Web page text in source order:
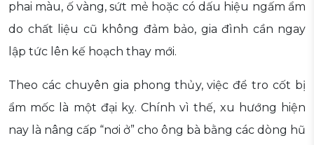
phai màu, ố vàng, sứt mẻ hoặc có dấu hiệu ngấm ẩm
do chất liệu cũ không đảm bảo, gia đình cần ngay
lập tức lên kế hoạch thay mới.
Theo các chuyên gia phong thủy, việc để tro cốt bị
ẩm mốc là một đại kỵ. Chính vì thế, xu hướng hiện
nay là nâng cấp “nơi ở” cho ông bà bằng các dòng hũ